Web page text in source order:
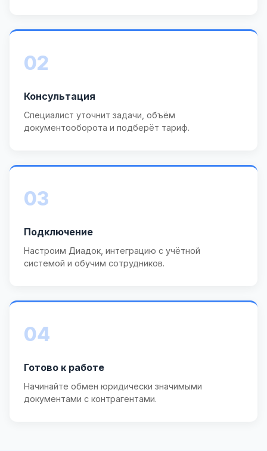
02
Консультация
Специалист уточнит задачи, объём
документооборота и подберёт тариф.
03
Подключение
Настроим Диадок, интеграцию с учётной
системой и обучим сотрудников.
04
Готово к работе
Начинайте обмен юридически значимыми
документами с контрагентами.